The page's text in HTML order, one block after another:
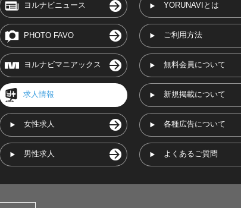
ヨルナビニュース
PHOTO FAVO
ヨルナビマニアックス
求人情報
女性求人
男性求人
YORUNAVIとは
ご利用方法
無料会員について
新規掲載について
各種広告について
よくあるご質問